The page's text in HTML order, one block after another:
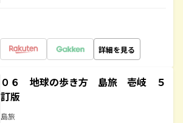
詳細を見る
０６ 地球の歩き方 島旅 壱岐 ５
訂版
島旅